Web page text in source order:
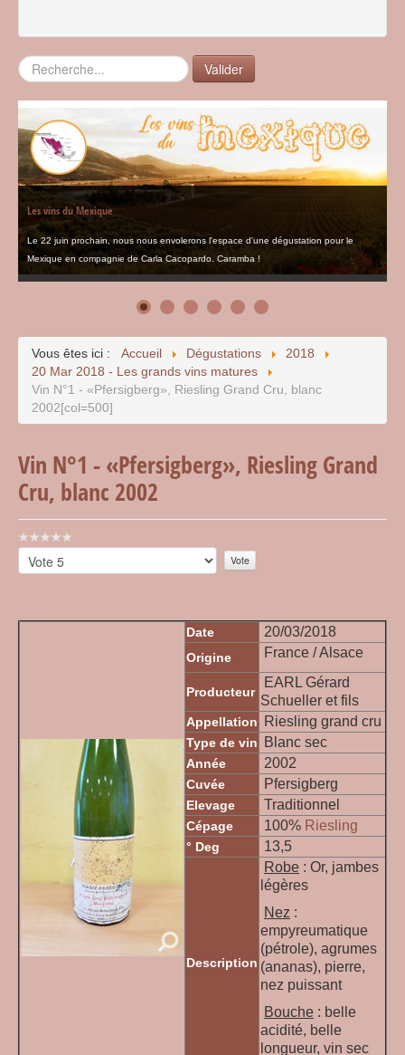
Rechercher Valider
Les vins du Mexique
Le 22 juin prochain, nous nous envolerons l'espace d'une dégustation pour le
Mexique en compagnie de Carla Cacopardo. Caramba !
Vous êtes ici : Accueil Dégustations
2018
20 Mar 2018 - Les grands vins matures
Vin N°1 - «Pfersigberg», Riesling Grand Cru, blanc
2002[col=500]
Vin N°1 - «Pfersigberg», Riesling Grand
Cru, blanc 2002
Vote
utilisateur:
Veuillez
voter
Date 20/03/2018
Origine France / Alsace
Producteur
EARL Gérard
Schueller et fils
Appellation Riesling grand cru
Type de vin Blanc sec
Année 2002
Cuvée Pfersigberg
Elevage Traditionnel
Cépage 100% Riesling
° Deg 13,5
Description
Robe : Or, jambes
légères
Nez :
empyreumatique
(pétrole), agrumes
(ananas), pierre,
nez puissant
Bouche : belle
acidité, belle
longueur, vin sec